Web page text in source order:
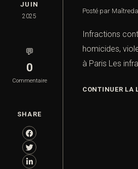
JUIN
2025
💬
0
Commentaire
SHARE
Posté par Maître
Infractions
homicides,
à Paris Les
CONTINUER LA